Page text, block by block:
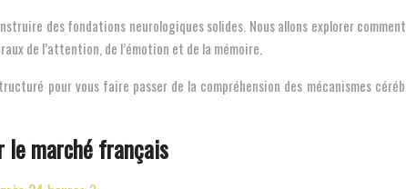
des fondations neurologiques solides. Nous allons explorer
de l’attention, de l’émotion et de la mémoire.
pour vous faire passer de la compréhension des mécanismes
le marché français